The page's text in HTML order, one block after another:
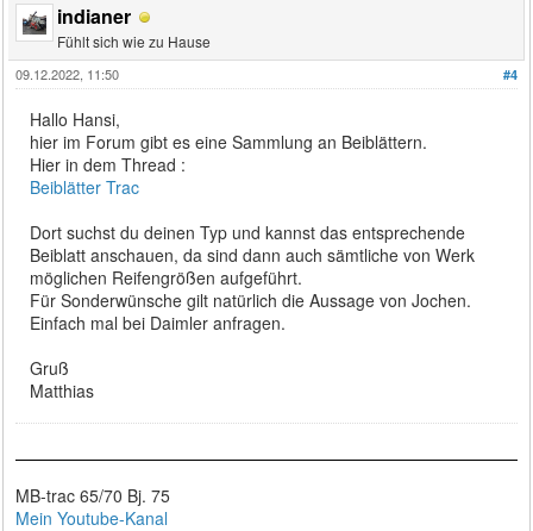
indianer
Fühlt sich wie zu Hause
#4
09.12.2022, 11:50
Hallo Hansi,
hier im Forum gibt es eine Sammlung an Beiblättern.
Hier in dem Thread :
Beiblätter Trac
Dort suchst du deinen Typ und kannst das entsprechende
Beiblatt anschauen, da sind dann auch sämtliche von Werk
möglichen Reifengrößen aufgeführt.
Für Sonderwünsche gilt natürlich die Aussage von Jochen.
Einfach mal bei Daimler anfragen.
Gruß
Matthias
MB-trac 65/70 Bj. 75
Mein Youtube-Kanal